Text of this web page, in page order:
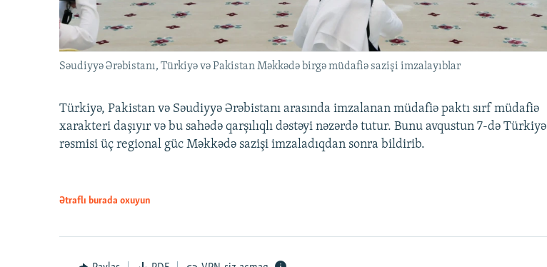
Səudiyyə Ərəbistanı, Türkiyə və Pakistan Məkkədə birgə müdafiə sazişi imzalayıblar
Türkiyə, Pakistan və Səudiyyə Ərəbistanı arasında imzalanan müdafiə paktı sırf müdafiə
xarakteri daşıyır və bu sahədə qarşılıqlı dəstəyi nəzərdə tutur. Bunu avqustun 7-də Türkiyə
rəsmisi üç regional güc Məkkədə sazişi imzaladıqdan sonra bildirib.
Ətraflı burada oxuyun